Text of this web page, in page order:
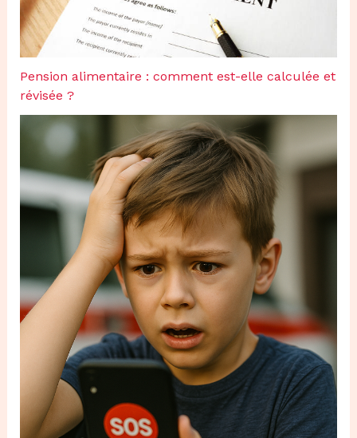
Pension alimentaire : comment est-elle calculée et
révisée ?